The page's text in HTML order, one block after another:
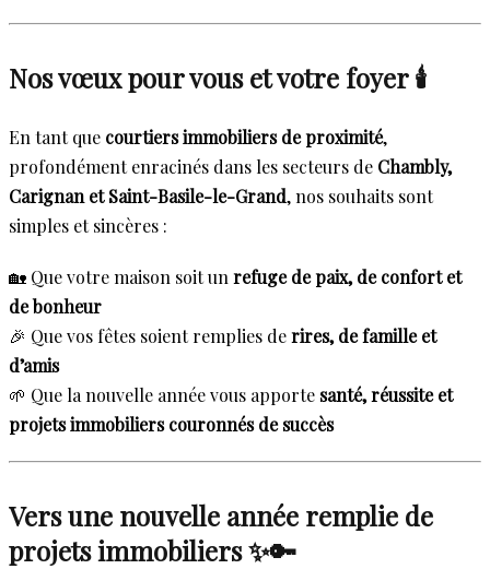
Nos vœux pour vous et votre foyer 🕯️
En tant que courtiers immobiliers de proximité,
profondément enracinés dans les secteurs de Chambly,
Carignan et Saint-Basile-le-Grand, nos souhaits sont
simples et sincères :
🏡 Que votre maison soit un refuge de paix, de confort et
de bonheur
🎉 Que vos fêtes soient remplies derires, de famille et
d’amis
🌱 Que la nouvelle année vous apporte santé, réussite et
projets immobiliers couronnés de succès
Vers une nouvelle année remplie de
projets immobiliers ✨🔑